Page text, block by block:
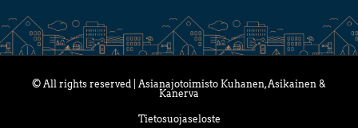
© All rights reserved | Asianajotoimisto Kuhanen, Asikainen &
Kanerva
Tietosuojaseloste